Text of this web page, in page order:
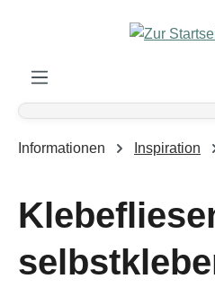
Zum Hauptinhalt springen
Informationen Inspiration